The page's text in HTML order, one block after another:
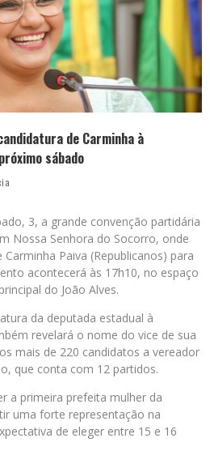
de Carminha à
sábado
3, a grande convenção partidária
Nossa Senhora do Socorro, onde
Paiva (Republicanos) para
acontecerá às 17h10, no espaço
do João Alves.
da deputada estadual à
revelará o nome do vice de sua
mais de 220 candidatos a vereador
que conta com 12 partidos.
a primeira prefeita mulher da
uma forte representação na
de eleger entre 15 e 16